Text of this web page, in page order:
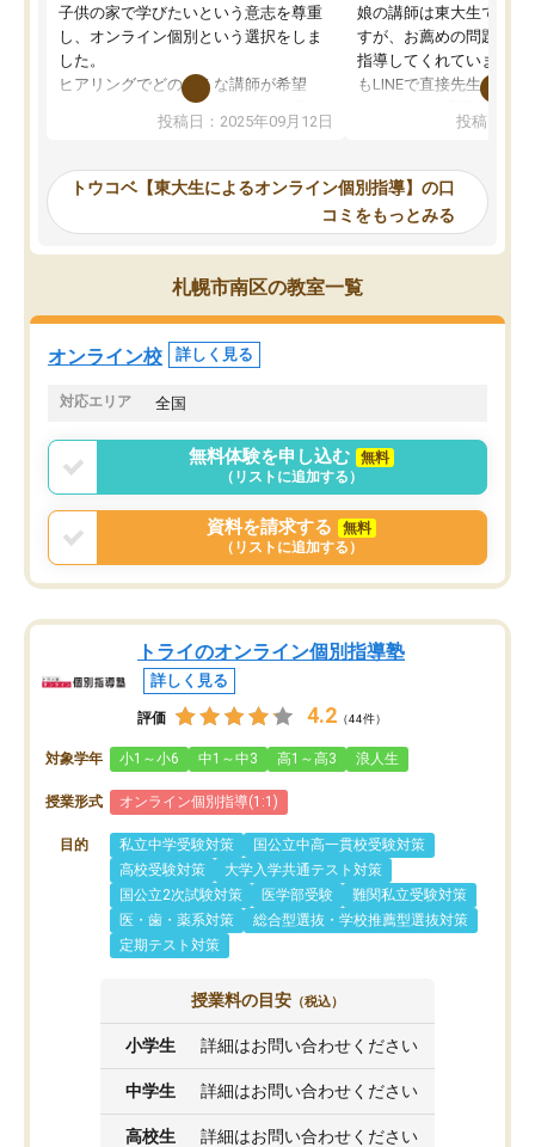
子供の家で学びたいという意志を尊重
し、オンライン個別という選択をしま
した。
ヒアリングでどのような講師が希望
か、オプションは付帯するかなど選ぶ
事が出来ました。
ーティングを行い、その講師で良いか
見てから講師を決定する事ができま
す。
うちの子は、初回面談の講師の方で決
オンラインツールを使用した単語帳の
共有があり宿題もそちらで出される形
でした。
言う事で講師変更の申し出があり、あ
まりに短期での変更だった為、塾に通
う事にして退会しました。遅れも取り
戻せ、授業内容や講師の方は良かった
と思います。
投稿日：2025年09月12日
娘の講師は東大生では無
すが、お薦めの問題集や
指導してくれています。
もLINEで直接先生に質問
めれるので、個人に合
いなのがあり(有料)、受
ことをどんなスケジュー
くか相談したのですが、
ち期待したものではなく
内容でした。それでも明
やる気も出ましたし、苦
くなってきたようなので
投稿日：
トウコベ【東大生によるオンライン個別指導】の口
コミをもっとみる
札幌市南区の教室一覧
オンライン校 詳しく見る
対応エリア 全国
無料体験を申し込む
無料
（リストに追加する）
資料を請求する
無料
（リストに追加する）
トライのオンライン個別指導塾
詳しく見る
評価 4.2 （44件）
対象学年 小1～小6 中1～中3 高1～高3 浪人生
授業形式 オンライン個別指導(1:1)
目的 私立中学受験対策
国公立中高一貫校受験対策
高校受験対策
大学入学共通テスト対策
国公立2次試験対策
医学部受験
難関私立受験対策
医・歯・薬系対策
総合型選抜・学校推薦型選抜対策
定期テスト対策
授業料の目安 （税込）
小学生 詳細はお問い合わせください
中学生 詳細はお問い合わせください
高校生 詳細はお問い合わせください